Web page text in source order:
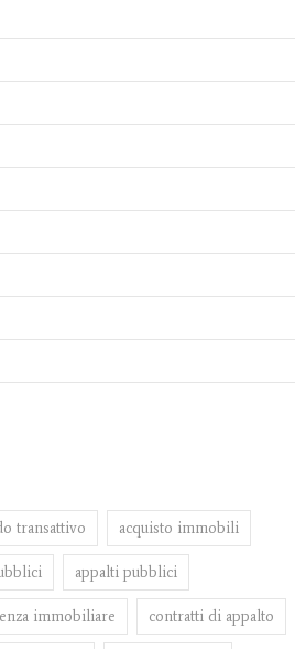
transattivo acquisto immobili
appalti pubblici
immobiliare contratti di appalto